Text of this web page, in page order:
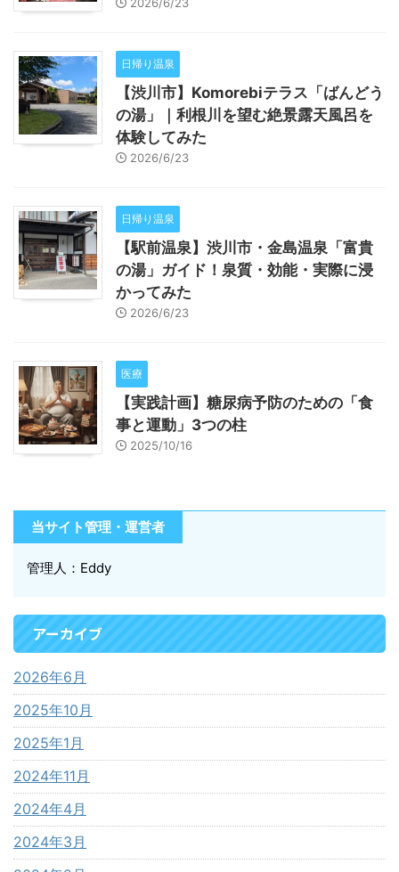
日帰り温泉
【渋川市】Komorebiテラス「ばんどう
の湯」｜利根川を望む絶景露天風呂を
体験してみた
2026/6/23
日帰り温泉
【駅前温泉】渋川市・金島温泉「富貴
の湯」ガイド！泉質・効能・実際に浸
かってみた
2026/6/23
医療
【実践計画】糖尿病予防のための「食
事と運動」3つの柱
2025/10/16
当サイト管理・運営者
管理人：Eddy
アーカイブ
2026年6月
2025年10月
2025年1月
2024年11月
2024年4月
2024年3月